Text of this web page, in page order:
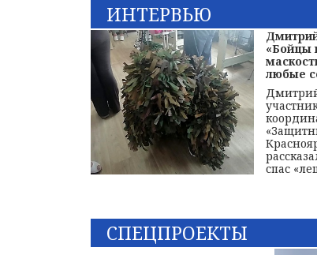
ИНТЕРВЬЮ
«Бойцы
любые
спас
СПЕЦПРОЕКТЫ